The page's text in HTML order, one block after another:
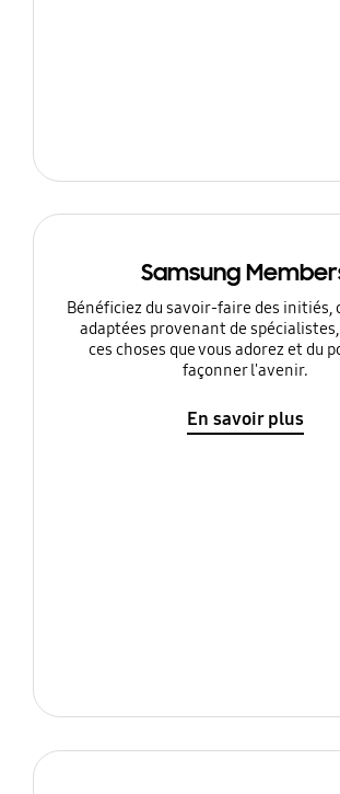
Samsung
Bénéficiez du savoir-faire des initiés,
adaptées provenant de
ces choses que vous adorez et du
façonner l'avenir.
En savoir plus